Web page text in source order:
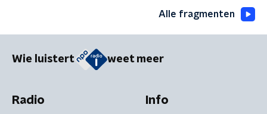
Alle fragmenten
Wie luistert weet meer
Radio Info